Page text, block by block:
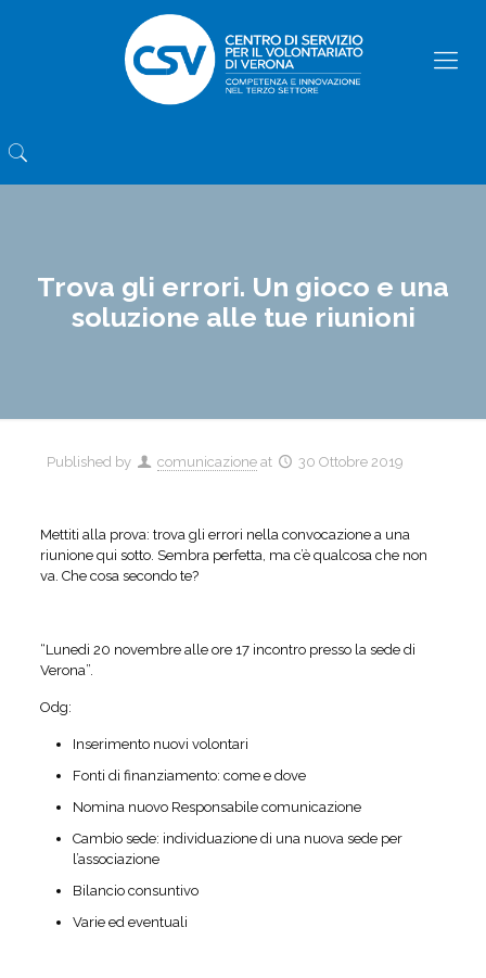
Trova gli errori. Un gioco e una
soluzione alle tue riunioni
Published by comunicazione at 30 Ottobre 2019
Mettiti alla prova: trova gli errori nella convocazione a una
riunione qui sotto. Sembra perfetta, ma c’è qualcosa che non
va. Che cosa secondo te?
“Lunedi 20 novembre alle ore 17 incontro presso la sede di
Verona”.
Odg:
Inserimento nuovi volontari
Fonti di finanziamento: come e dove
Nomina nuovo Responsabile comunicazione
Cambio sede: individuazione di una nuova sede per
l’associazione
Bilancio consuntivo
Varie ed eventuali